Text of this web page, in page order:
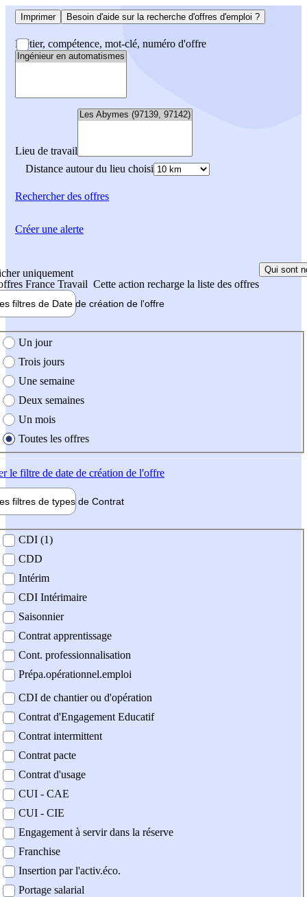
Imprimer Besoin d'aide sur la recherche d'offres d'emploi ?
Métier, compétence, mot-clé, numéro d'offre
Lieu de travail
Distance autour du lieu choisi
Rechercherdes offres
uniquement
France Travail Cette action recharge la liste des offres
Qui sont
filtres de Date de création de l'offre
création de l'offre
Un jour
Trois jours
Une semaine
Deux semaines
Un mois
Toutes les offres
le filtre de date de création de l'offre
filtres de types de Contrat
contrat
CDI (1)
CDD
Intérim
CDI Intérimaire
Saisonnier
Contrat apprentissage
Cont. professionnalisation
Prépa.opérationnel.emploi
CDI de chantier ou d'opération
Contrat d'Engagement Educatif
Contrat intermittent
Contrat pacte
Contrat d'usage
CUI - CAE
CUI - CIE
Engagement à servir dans la réserve
Franchise
Insertion par l'activ.éco.
Portage salarial
Créer une alerte